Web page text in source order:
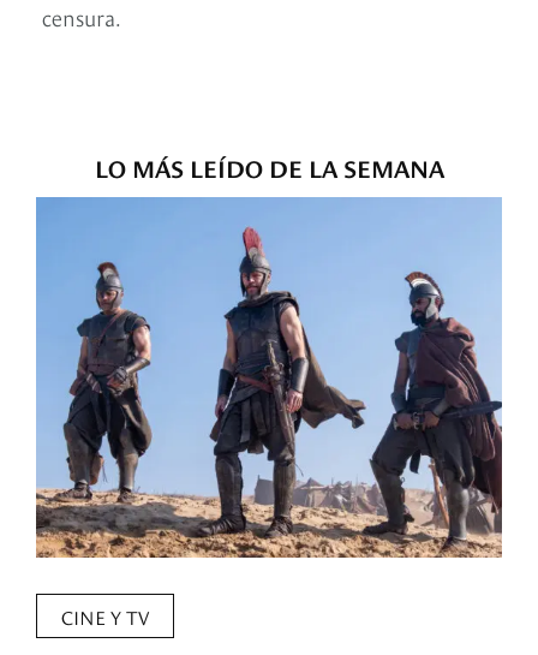
censura.
LO MÁS LEÍDO DE LA SEMANA
CINE Y TV